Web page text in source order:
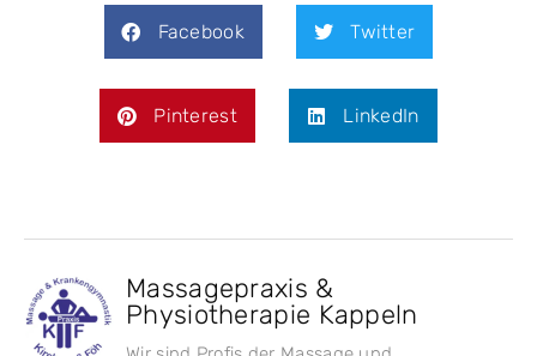
Facebook Twitter
Pinterest LinkedIn
Massagepraxis &
Physiotherapie Kappeln